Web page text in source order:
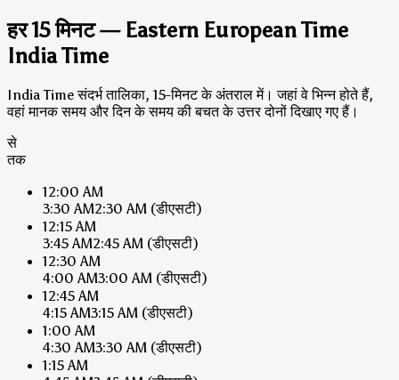
हर 15 मिनट — Eastern European Time
India Time
India Time संदर्भ तालिका, 15-मिनट के अंतराल में। जहां वे भिन्न होते हैं,
वहां मानक समय और दिन के समय की बचत के उत्तर दोनों दिखाए गए हैं।
से
तक
12:00 AM
3:30 AM2:30 AM (डीएसटी)
12:15 AM
3:45 AM2:45 AM (डीएसटी)
12:30 AM
4:00 AM3:00 AM (डीएसटी)
12:45 AM
4:15 AM3:15 AM (डीएसटी)
1:00 AM
4:30 AM3:30 AM (डीएसटी)
1:15 AM